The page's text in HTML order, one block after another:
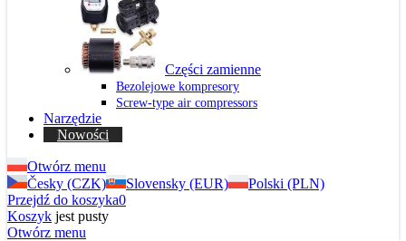
Części zamienne
Bezolejowe kompresory
Screw-type air compressors
Narzędzie
Nowości
Otwórz menu
Česky (CZK)
Slovensky (EUR)
Polski (PLN)
Przejdź do koszyka0
Koszyk jest pusty
Otwórz menu